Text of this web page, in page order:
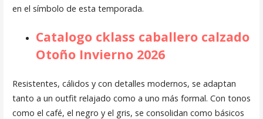
en el símbolo de esta temporada.
Catalogo cklass caballero calzado
Otoño Invierno 2026
Resistentes, cálidos y con detalles modernos, se adaptan
tanto a un outfit relajado como a uno más formal. Con tonos
como el café, el negro y el gris, se consolidan como básicos